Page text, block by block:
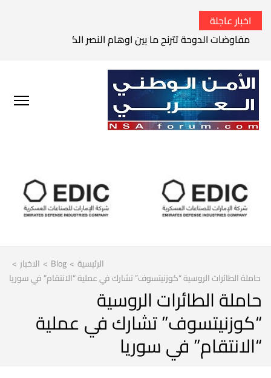
اخبار عاجلة
مفاوضات الدوحة تترنح ما بين اوهام النصر الكامل وواقع
الرئيسية >
Blog
> الاخبار >
حاملة الطائرات الروسية “كوزنيتسوف” تشارك في عملية “الانتقام” في سوريا
حاملة الطائرات الروسية
“كوزنيتسوف” تشارك في عملية
“الانتقام” في سوريا